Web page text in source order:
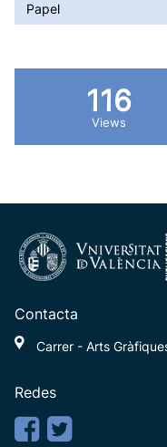
Papel
116
Views
Contacta
Carrer - Arts
Redes